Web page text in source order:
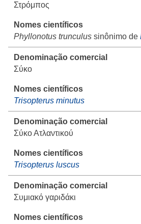
Στρόμπος
Phyllonotus trunculussinônimo de
Σύκο
Trisopterus minutus
Σύκο Ατλαντικού
Trisopterus luscus
Συμιακό γαριδάκι